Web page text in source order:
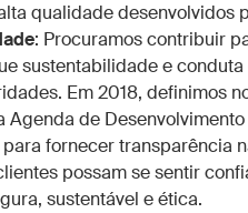
qualidade desenvolvidos
: Procuramos contribuir
sustentabilidade e
Em 2018, definimos
Agenda de
fornecer transparência
possam se sentir
sustentável e ética.